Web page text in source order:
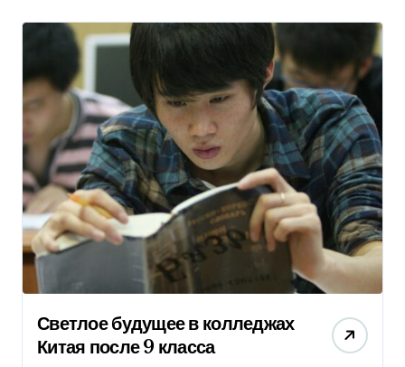
Светлое будущее в колледжах
Китая после 9 класса